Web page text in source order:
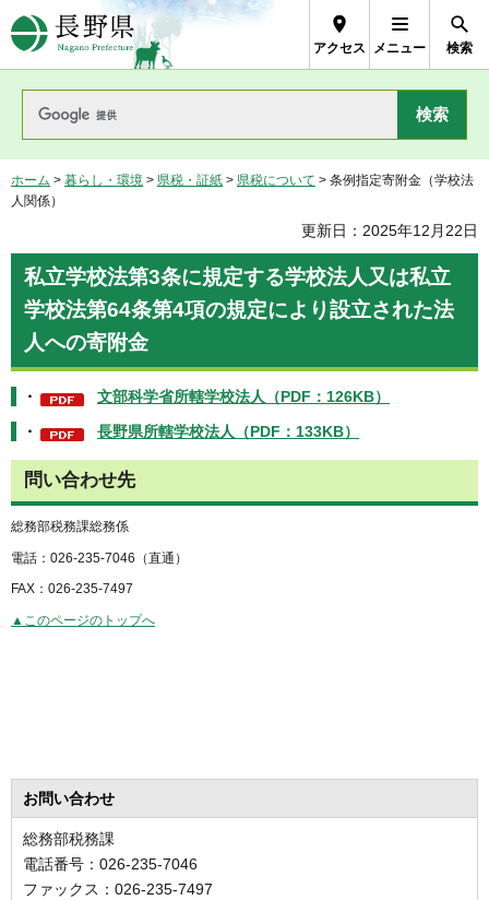
長野県Nagano Prefecture
アクセス メニュー 検索
ホーム > 暮らし・環境 > 県税・証紙 > 県税について > 条例指定寄附金（学校法
人関係）
更新日：2025年12月22日
私立学校法第3条に規定する学校法人又は私立
学校法第64条第4項の規定により設立された法
人への寄附金
・
文部科学省所轄学校法人（PDF：126KB）
・
長野県所轄学校法人（PDF：133KB）
問い合わせ先
総務部税務課総務係
電話：026-235-7046（直通）
FAX：026-235-7497
▲このページのトップへ
お問い合わせ
総務部税務課
電話番号：026-235-7046
ファックス：026-235-7497